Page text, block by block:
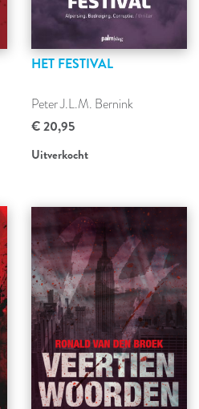
HET FESTIVAL
Peter J.L.M. Bernink
€ 20,95
Uitverkocht